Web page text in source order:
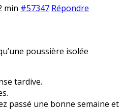
min #57347 Répondre
poussière isolée
tardive.
passé une bonne semaine et